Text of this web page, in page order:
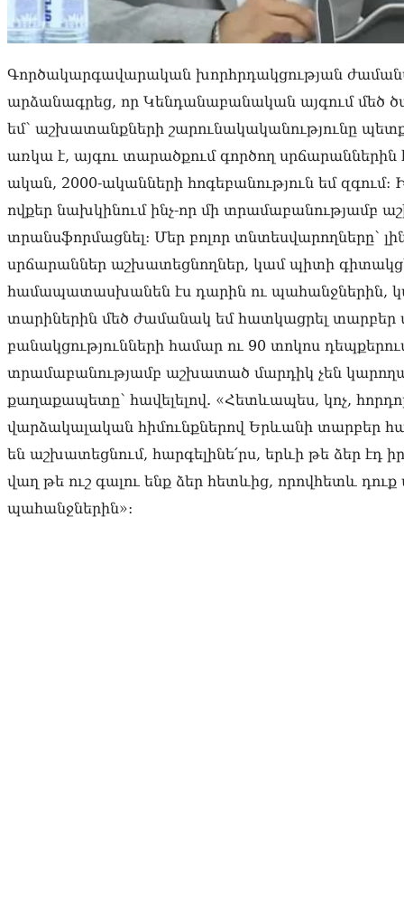
Գործակարգավարական խորհրդակցության
արձանագրեց, որ Կենդանաբանական այգում մեծ
եմ՝ աշխատանքների շարունակականությունը
առկա է, այգու տարածքում գործող սրճարաններին
ական, 2000-ականների հոգեբանություն եմ
ովքեր նախկինում ինչ-որ մի տրամաբանությամբ
տրանսֆորմացնել: Մեր բոլոր տնտեսվարողները՝
սրճարաններ աշխատեցնողներ, կամ պիտի
համապատասխանեն էս դարին ու պահանջներին,
տարիներին մեծ ժամանակ եմ հատկացրել
բանակցությունների համար ու 90 տոկոս
տրամաբանությամբ աշխատած մարդիկ չեն
քաղաքապետը՝ հավելելով. «Հետևապես, կոչ,
վարձակալական հիմունքներով Երևանի տարբեր
են աշխատեցնում, հարգելինե՛րս, երևի թե ձեր էդ
վաղ թե ուշ գալու ենք ձեր հետևից, որովհետև
պահանջներին»: